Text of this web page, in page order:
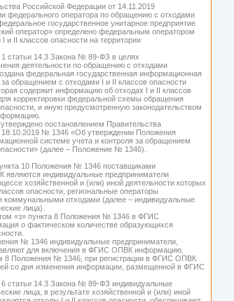
Российской Федерации от 14.11.2019
федерального оператора по обращению с отходами
государственное унитарное предприятие
оператор» определено федеральным оператором
II классов опасности на территории
1 статьи 14.3 Закона № 89-ФЗ в целях
деятельности по обращению с отходами
федеральная государственная информационная
обращением с отходами I и II классов опасности
содержит информацию об отходах I и II классов
корректировки федеральной схемы обращения
и иную предусмотренную законодательством
постановлением Правительства
18.10.2019 № 1346 «Об утверждении Положения
системе учета и контроля за обращением
(далее – Положение № 1346).
10 Положения № 1346 поставщиками
индивидуальные предприниматели
хозяйственной и (или) иной деятельности которых
опасности, региональные операторы
отходами (далее – индивидуальные
лица).
«з» пункта 8 Положения № 1346 в ФГИС
о фактическом количестве образующихся
№ 1346 индивидуальные предприниматели,
для включения в ФГИС ОПВК информацию,
8 Положения № 1346, при регистрации в ФГИС ОПВК
со дня изменения информации, размещенной в ФГИС
6 статьи 14.3 Закона № 89-ФЗ индивидуальные
лица, в результате хозяйственной и (или) иной